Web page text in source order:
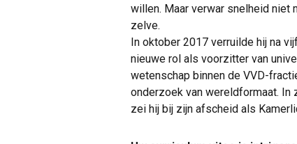
willen. Maar verwar snelheid niet
zelve.
In oktober 2017 verruilde hij na
nieuwe rol als voorzitter van
wetenschap binnen de VVD-
onderzoek van wereldformaat. In
zei hij bij zijn afscheid als